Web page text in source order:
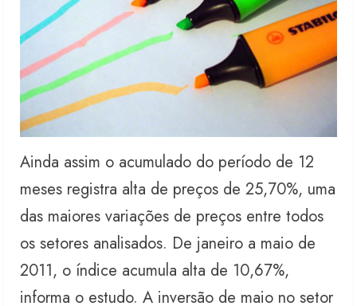
Ainda assim o acumulado do período de 12
meses registra alta de preços de 25,70%, uma
das maiores variações de preços entre todos
os setores analisados. De janeiro a maio de
2011, o índice acumula alta de 10,67%,
informa o estudo. A inversão de maio no setor